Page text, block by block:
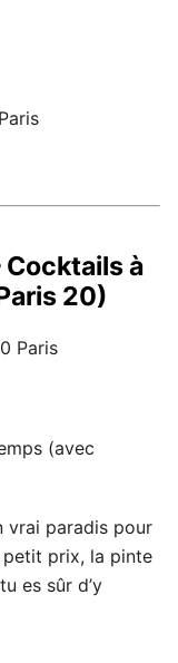
Cocktails à
20)
Paris
(avec
vrai paradis pour
petit prix, la pinte
es sûr d’y